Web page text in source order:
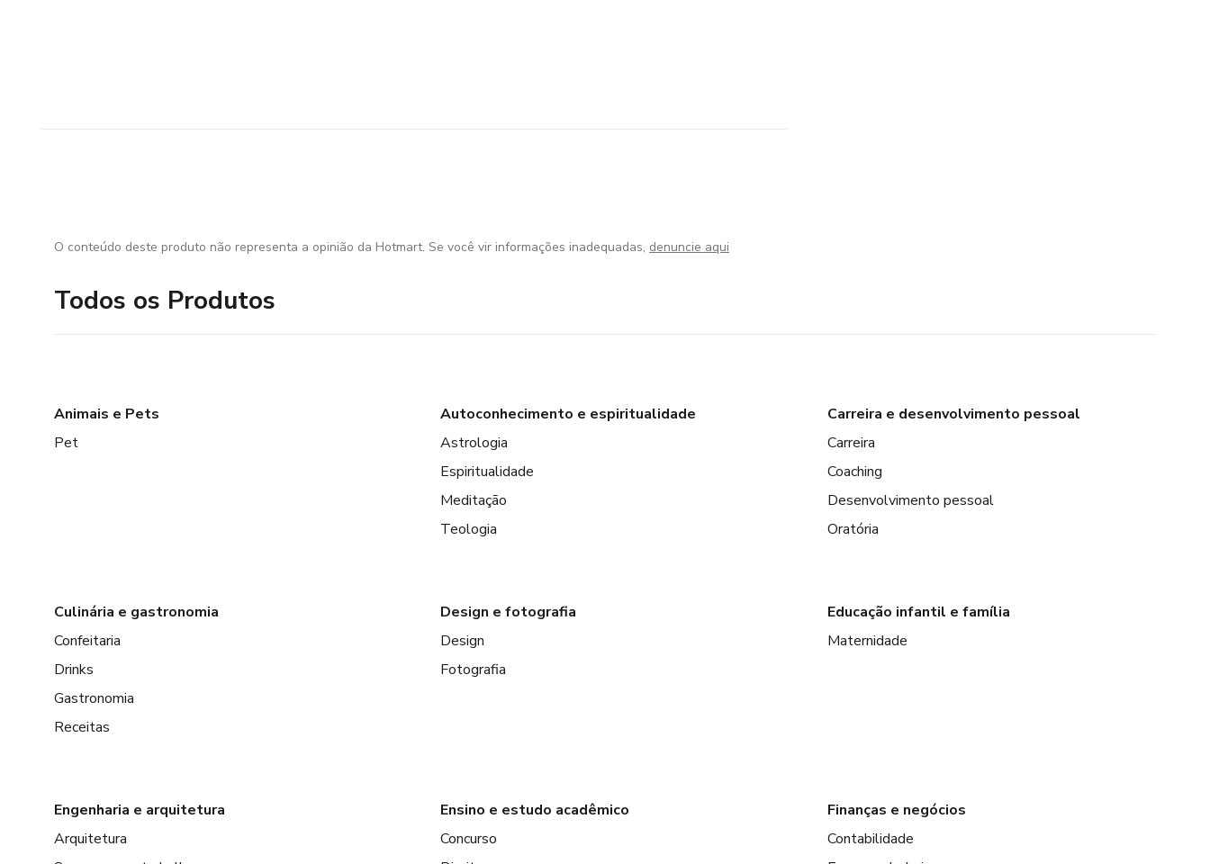
O conteúdo deste produto não representa a opinião da Hotmart. Se você vir informações inadequadas, denuncie aqui
Todos os Produtos
Animais e Pets
Pet
Autoconhecimento e espiritualidade
Astrologia
Espiritualidade
Meditação
Teologia
Carreira e desenvolvimento pessoal
Carreira
Coaching
Desenvolvimento pessoal
Oratória
Culinária e gastronomia
Confeitaria
Drinks
Gastronomia
Receitas
Design e fotografia
Design
Fotografia
Educação infantil e família
Maternidade
Engenharia e arquitetura
Arquitetura
Ensino e estudo acadêmico
Concurso
Finanças e negócios
Contabilidade